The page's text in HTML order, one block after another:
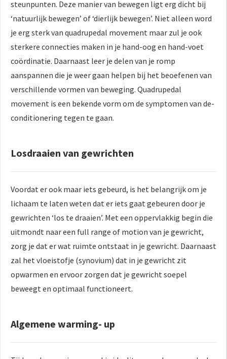
steunpunten. Deze manier van bewegen ligt erg dicht bij
‘natuurlijk bewegen’ of ‘dierlijk bewegen’. Niet alleen word
je erg sterk van quadrupedal movement maar zul je ook
sterkere connecties maken in je hand-oog en hand-voet
coördinatie. Daarnaast leer je delen van je romp
aanspannen die je weer gaan helpen bij het beoefenen van
verschillende vormen van beweging. Quadrupedal
movement is een bekende vorm om de symptomen van de-
conditionering tegen te gaan.
Losdraaien van gewrichten
Voordat er ook maar iets gebeurd, is het belangrijk om je
lichaam te laten weten dat er iets gaat gebeuren door je
gewrichten ‘los te draaien’. Met een oppervlakkig begin die
uitmondt naar een full range of motion van je gewricht,
zorg je dat er wat ruimte ontstaat in je gewricht. Daarnaast
zal het vloeistofje (synovium) dat in je gewricht zit
opwarmen en ervoor zorgen dat je gewricht soepel
beweegt en optimaal functioneert.
Algemene warming- up